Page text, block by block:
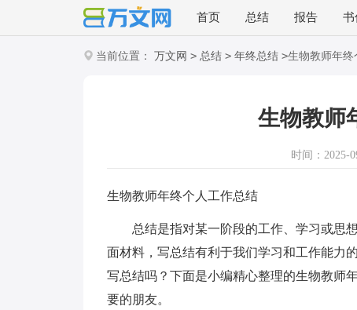
首页 总结 报告 书
当前位置： 万文网 > 总结 > 年终总结 >生物教师年
生物教师
时间：2025-
生物教师年终个人工作总结
总结是指对某一阶段的工作、学习或思想
面材料，写总结有利于我们学习和工作能力
写总结吗？下面是小编精心整理的生物教师
要的朋友。